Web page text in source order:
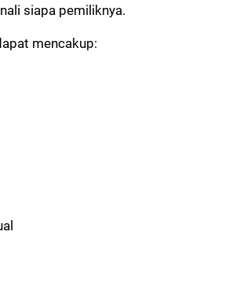
siapa pemiliknya.
mencakup: